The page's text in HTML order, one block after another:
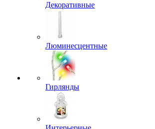
Декоративные
Люминесцентные
Гирлянды